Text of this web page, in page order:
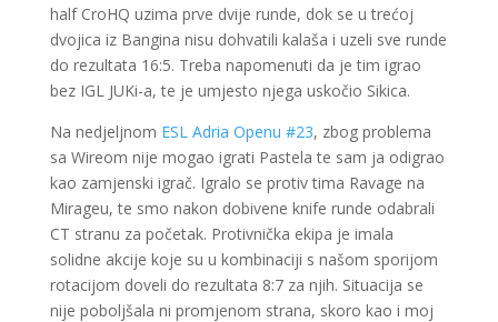
half CroHQ uzima prve dvije runde, dok se u trećoj
dvojica iz Bangina nisu dohvatili kalaša i uzeli sve runde
do rezultata 16:5. Treba napomenuti da je tim igrao
bez IGL JUKi-a, te je umjesto njega uskočio Sikica.
Na nedjeljnom ESL Adria Openu #23, zbog problema
sa Wireom nije mogao igrati Pastela te sam ja odigrao
kao zamjenski igrač. Igralo se protiv tima Ravage na
Mirageu, te smo nakon dobivene knife runde odabrali
CT stranu za početak. Protivnička ekipa je imala
solidne akcije koje su u kombinaciji s našom sporijom
rotacijom doveli do rezultata 8:7 za njih. Situacija se
nije poboljšala ni promjenom strana, skoro kao i moj